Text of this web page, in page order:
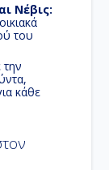
Νέβις:
του
την
,
κάθε